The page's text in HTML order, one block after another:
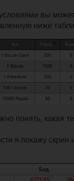
вы
ниже
понять, какая
я покажу скрин